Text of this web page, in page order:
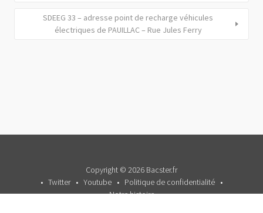
SDEEG 33 – adresse point de recharge véhicules
électriques de PAUILLAC – Rue Jules Ferry
Copyright © 2026 Bacster.fr
Twitter
Youtube
Politique de confidentialité
Notre histoire